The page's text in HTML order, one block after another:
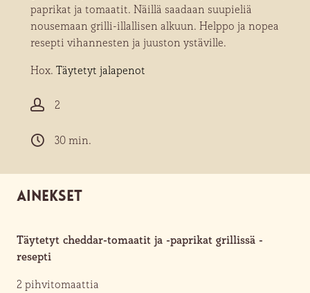
paprikat ja tomaatit. Näillä saadaan suupieliä
nousemaan grilli-illallisen alkuun. Helppo ja nopea
resepti vihannesten ja juuston ystäville.
Hox. Täytetyt jalapenot
2
30 min.
Ainekset
Täytetyt cheddar-tomaatit ja -paprikat grillissä -
resepti
2 pihvitomaattia